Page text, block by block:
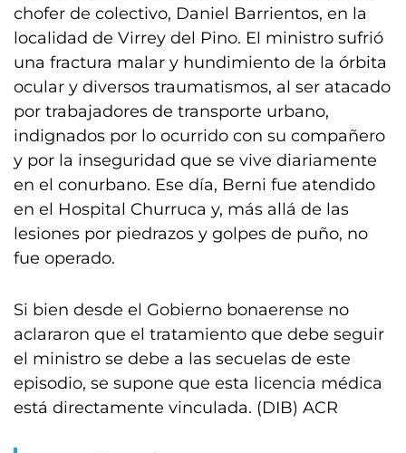
chofer de colectivo, Daniel Barrientos, en la
localidad de Virrey del Pino. El ministro sufrió
una fractura malar y hundimiento de la órbita
ocular y diversos traumatismos, al ser atacado
por trabajadores de transporte urbano,
indignados por lo ocurrido con su compañero
y por la inseguridad que se vive diariamente
en el conurbano. Ese día, Berni fue atendido
en el Hospital Churruca y, más allá de las
lesiones por piedrazos y golpes de puño, no
fue operado.
Si bien desde el Gobierno bonaerense no
aclararon que el tratamiento que debe seguir
el ministro se debe a las secuelas de este
episodio, se supone que esta licencia médica
está directamente vinculada. (DIB) ACR